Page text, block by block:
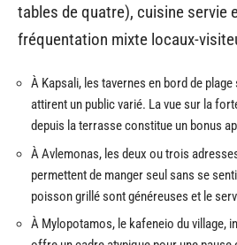
tables de quatre), cuisine servie
fréquentation mixte locaux-
À Kapsali, les tavernes en bord de plage
attirent un public varié. La vue sur la
depuis la terrasse constitue un bonus
À Avlemonas, les deux ou trois
permettent de manger seul sans se
poisson grillé sont généreuses et le
À Mylopotamos, le kafeneio du village,